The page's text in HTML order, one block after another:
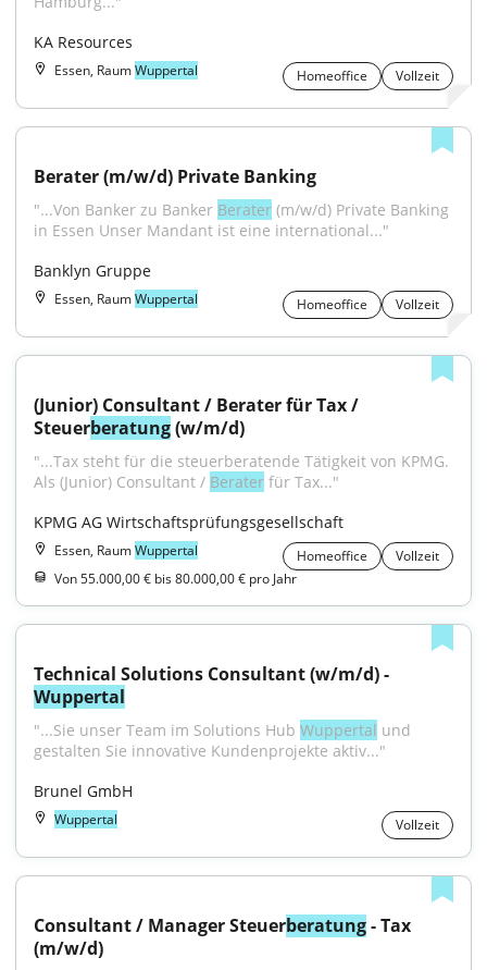
KA Resources
Essen, RaumWuppertal Homeoffice Vollzeit
Berater (m/w/d) Private Banking
"...Von Banker zu Banker Berater (m/w/d) Private Banking
in Essen Unser Mandant ist eine international..."
Banklyn Gruppe
Essen, RaumWuppertal Homeoffice Vollzeit
(Junior) Consultant / Berater für Tax /
Steuerberatung (w/m/d)
"...Tax steht für die steuerberatende Tätigkeit von KPMG.
Als (Junior) Consultant / Berater für Tax..."
KPMG AG Wirtschaftsprüfungsgesellschaft
Essen, RaumWuppertal Homeoffice
Vollzeit
Von 55.000,00 € bis 80.000,00 € pro Jahr
Wuppertal
"...Sie unser Team im Solutions Hub Wuppertal und
gestalten Sie innovative Kundenprojekte aktiv..."
Brunel GmbH
Wuppertal Vollzeit
Consultant / Manager Steuerberatung - Tax
(m/w/d)